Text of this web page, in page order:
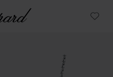
Chopard
My